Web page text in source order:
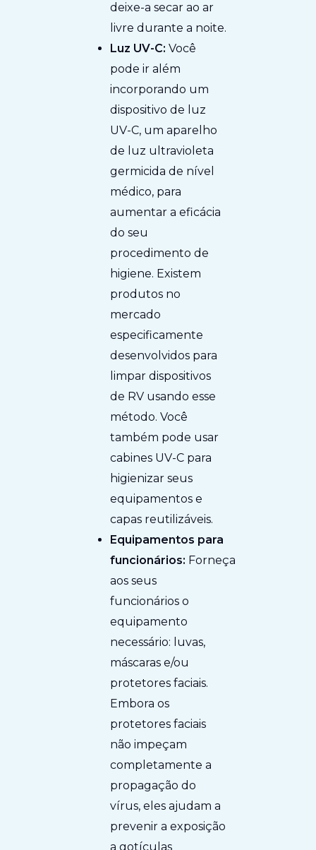
deixe-a secar ao ar
livre durante a noite.
Luz UV-C: Você
pode ir além
incorporando um
dispositivo de luz
UV-C, um aparelho
de luz ultravioleta
germicida de nível
médico, para
aumentar a eficácia
do seu
procedimento de
higiene. Existem
produtos no
mercado
especificamente
desenvolvidos para
limpar dispositivos
de RV usando esse
método. Você
também pode usar
cabines UV-C para
higienizar seus
equipamentos e
capas reutilizáveis.
Equipamentos para
funcionários: Forneça
aos seus
funcionários o
equipamento
necessário: luvas,
máscaras e/ou
protetores faciais.
Embora os
protetores faciais
não impeçam
completamente a
propagação do
vírus, eles ajudam a
prevenir a exposição
a gotículas